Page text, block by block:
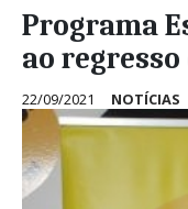
Programa
ao
22/09/2021 NOTÍCIAS